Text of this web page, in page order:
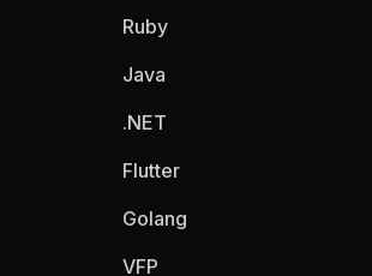
Ruby
Java
.NET
Flutter
Golang
VFP